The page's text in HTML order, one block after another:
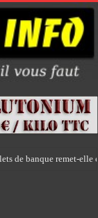
de banque remet-